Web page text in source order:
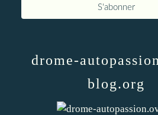
drome-
blog.org